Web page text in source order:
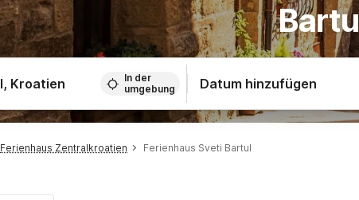
In der
umgebung
Datum hinzufügen
Ferienhaus Zentralkroatien Ferienhaus Sveti Bartul